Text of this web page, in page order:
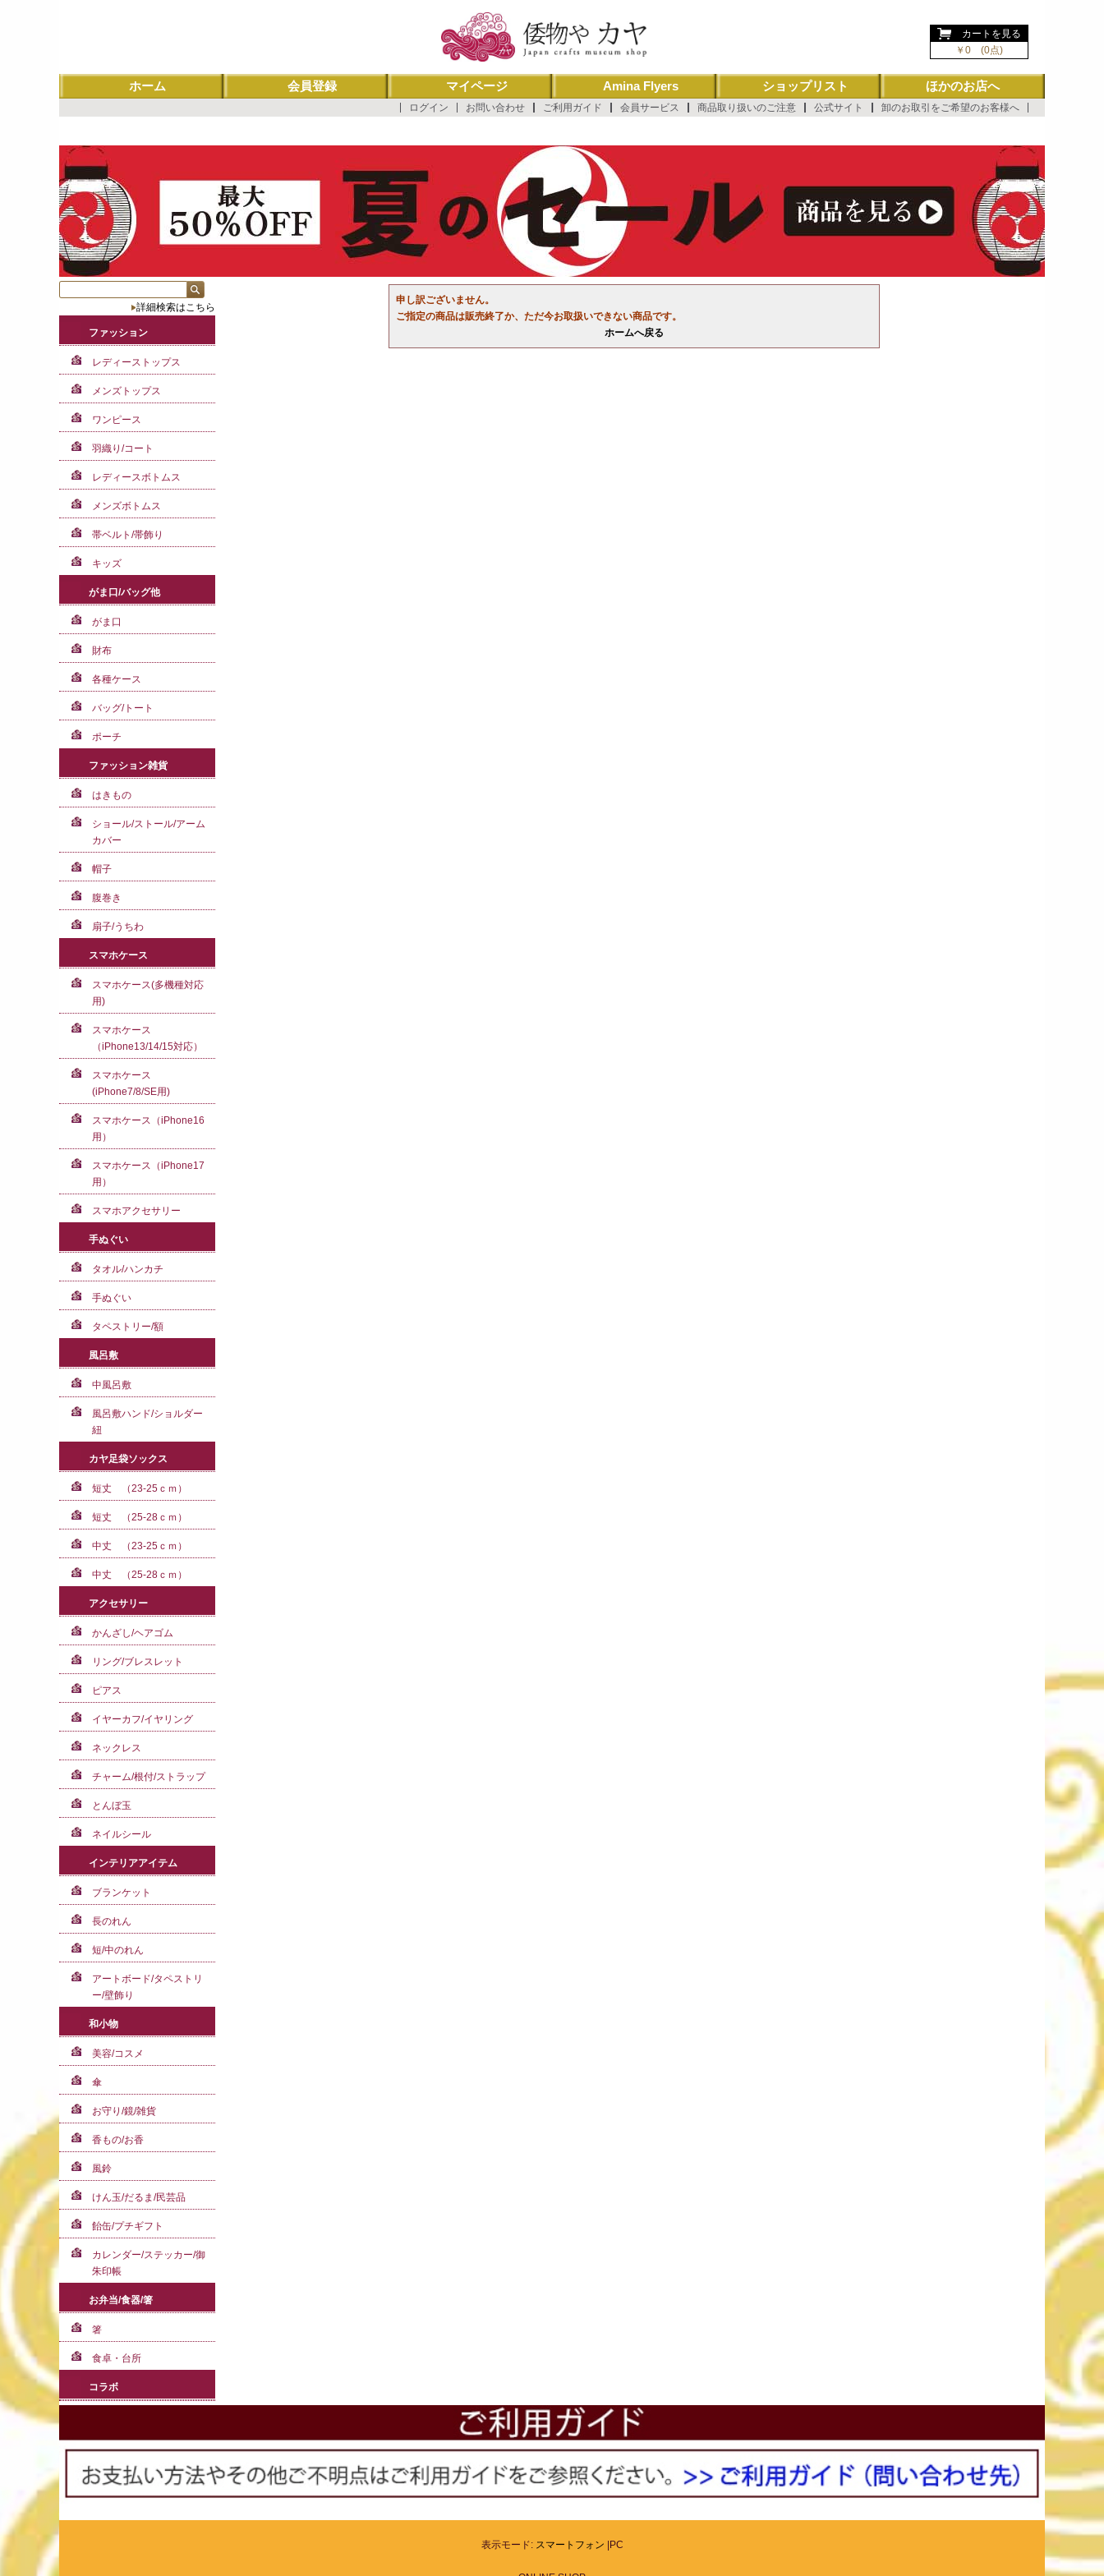
カートを見る
￥0 (0点)
ホーム 会員登録 マイページ Amina Flyers ショップリスト ほかのお店へ
卸のお取引をご希望のお客様へ
公式サイト
商品取り扱いのご注意
会員サービス
ご利用ガイド
お問い合わせ
ログイン
申し訳ございません。
ご指定の商品は販売終了か、ただ今お取扱いできない商品です。
ホームへ戻る
詳細検索はこちら
ファッション
レディーストップス
メンズトップス
ワンピース
羽織り/コート
レディースボトムス
メンズボトムス
帯ベルト/帯飾り
キッズ
がま口/バッグ他
がま口
財布
各種ケース
バッグ/トート
ポーチ
ファッション雑貨
はきもの
ショール/ストール/アーム
カバー
帽子
腹巻き
扇子/うちわ
スマホケース
スマホケース(多機種対応
用)
スマホケース
（iPhone13/14/15対応）
スマホケース
(iPhone7/8/SE用)
スマホケース（iPhone16
用）
スマホケース（iPhone17
用）
スマホアクセサリー
手ぬぐい
タオル/ハンカチ
手ぬぐい
タペストリー/額
風呂敷
中風呂敷
風呂敷ハンド/ショルダー
紐
カヤ足袋ソックス
短丈 （23-25ｃｍ）
短丈 （25-28ｃｍ）
中丈 （23-25ｃｍ）
中丈 （25-28ｃｍ）
アクセサリー
かんざし/ヘアゴム
リング/ブレスレット
ピアス
イヤーカフ/イヤリング
ネックレス
チャーム/根付/ストラップ
とんぼ玉
ネイルシール
インテリアアイテム
ブランケット
長のれん
短/中のれん
アートボード/タペストリ
ー/壁飾り
和小物
美容/コスメ
傘
お守り/鏡/雑貨
香もの/お香
風鈴
けん玉/だるま/民芸品
飴缶/プチギフト
カレンダー/ステッカー/御
朱印帳
お弁当/食器/箸
箸
食卓・台所
コラボ
表示モード: スマートフォン |PC